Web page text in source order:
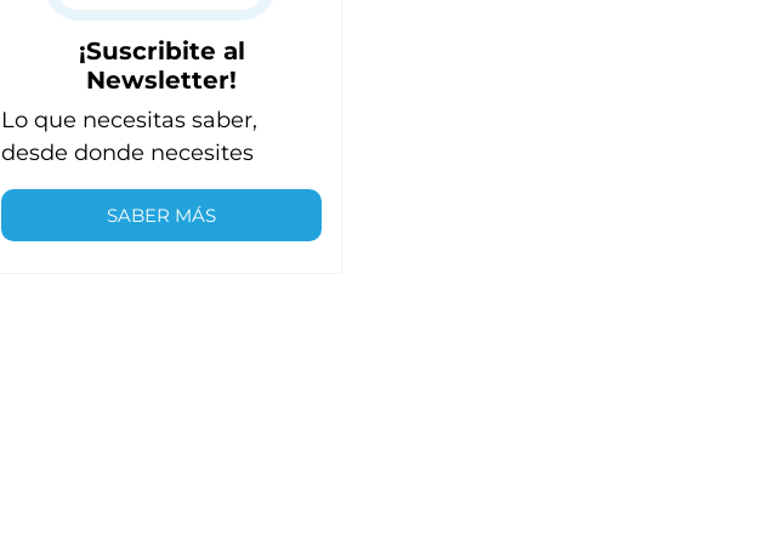
¡Suscribite al
Newsletter!
Lo que necesitas saber,
desde donde necesites
SABER MÁS